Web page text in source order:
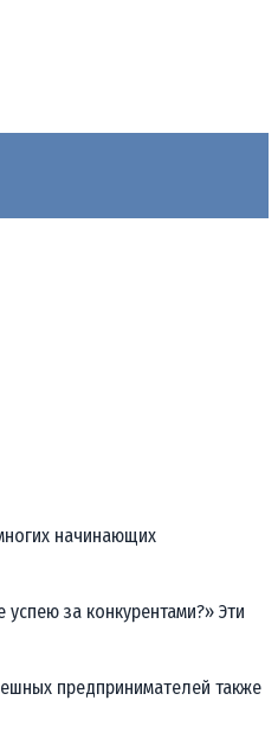
начинающих
за конкурентами?» Эти
предпринимателей также